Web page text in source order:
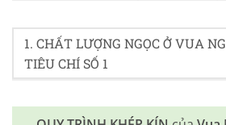
1. CHẤT LƯỢNG NGỌC Ở VUA
TIÊU CHÍ SỐ 1